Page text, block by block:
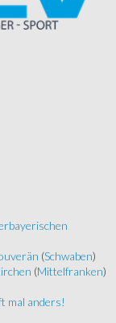
(Schwaben)
(Mittelfranken)
mal anders!